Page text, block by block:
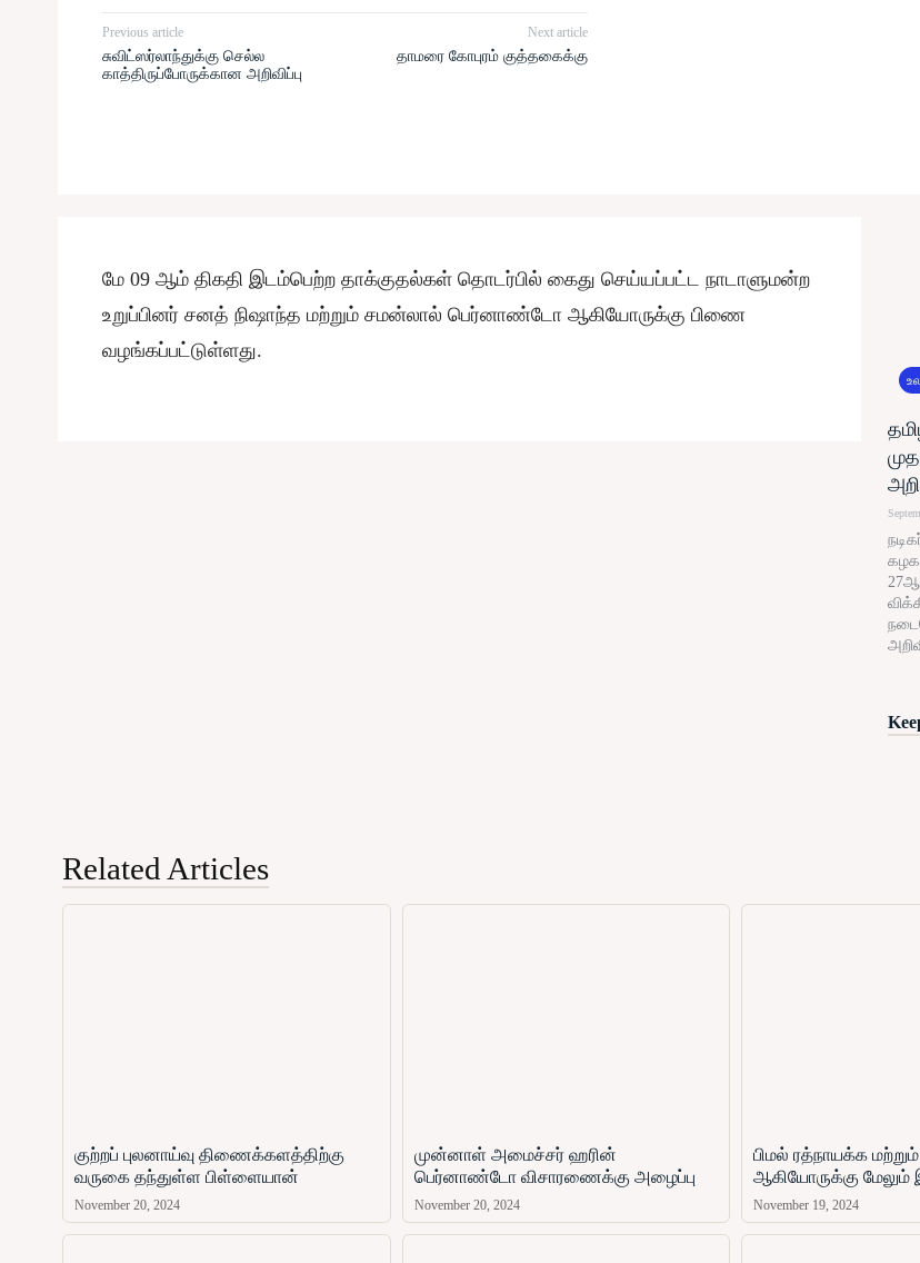
Previous article
சுவிட்ஸர்லாந்துக்கு செல்ல
காத்திருப்போருக்கான அறிவிப்பு
Next article
தாமரை கோபுரம் குத்தகைக்கு
மே 09 ஆம் திகதி இடம்பெற்ற தாக்குதல்கள் தொடர்பில் கைது செய்யப்பட்ட நாடாளுமன்ற
உறுப்பினர் சனத் நிஷாந்த மற்றும் சமன்லால் பெர்னாண்டோ ஆகியோருக்கு பிணை
வழங்கப்பட்டுள்ளது.
Related Articles
குற்றப் புலனாய்வு திணைக்களத்திற்கு
வருகை தந்துள்ள பிள்ளையான்
November 20, 2024
முன்னாள் அமைச்சர் ஹரின்
பெர்னாண்டோ​ விசாரணைக்கு அழைப்பு
November 20, 2024
பிமல் ரத்நாயக்க
ஆகியோருக்கு
November 19, 2024